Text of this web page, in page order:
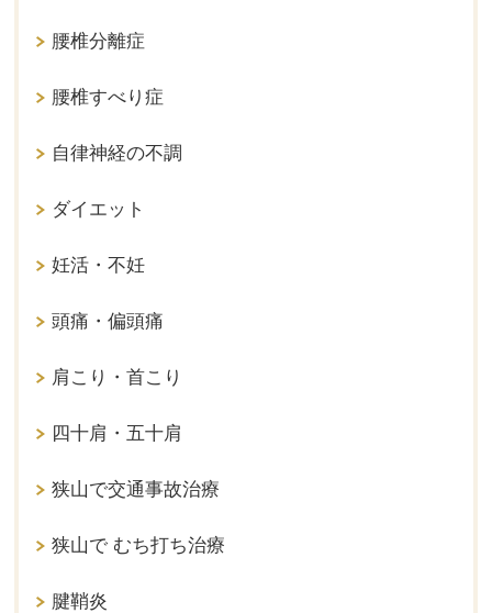
腰椎分離症
腰椎すべり症
自律神経の不調
ダイエット
妊活・不妊
頭痛・偏頭痛
肩こり・首こり
四十肩・五十肩
狭山で交通事故治療
狭山で むち打ち治療
腱鞘炎